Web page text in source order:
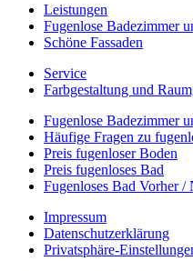
Leistungen
Fugenlose Badezimmer
Schöne Fassaden
Service
Farbgestaltung und
Fugenlose Badezimmer
Häufige Fragen zu
Preis fugenloser Boden
Preis fugenloses Bad
Fugenloses Bad Vorher /
Impressum
Datenschutzerklärung
Privatsphäre-